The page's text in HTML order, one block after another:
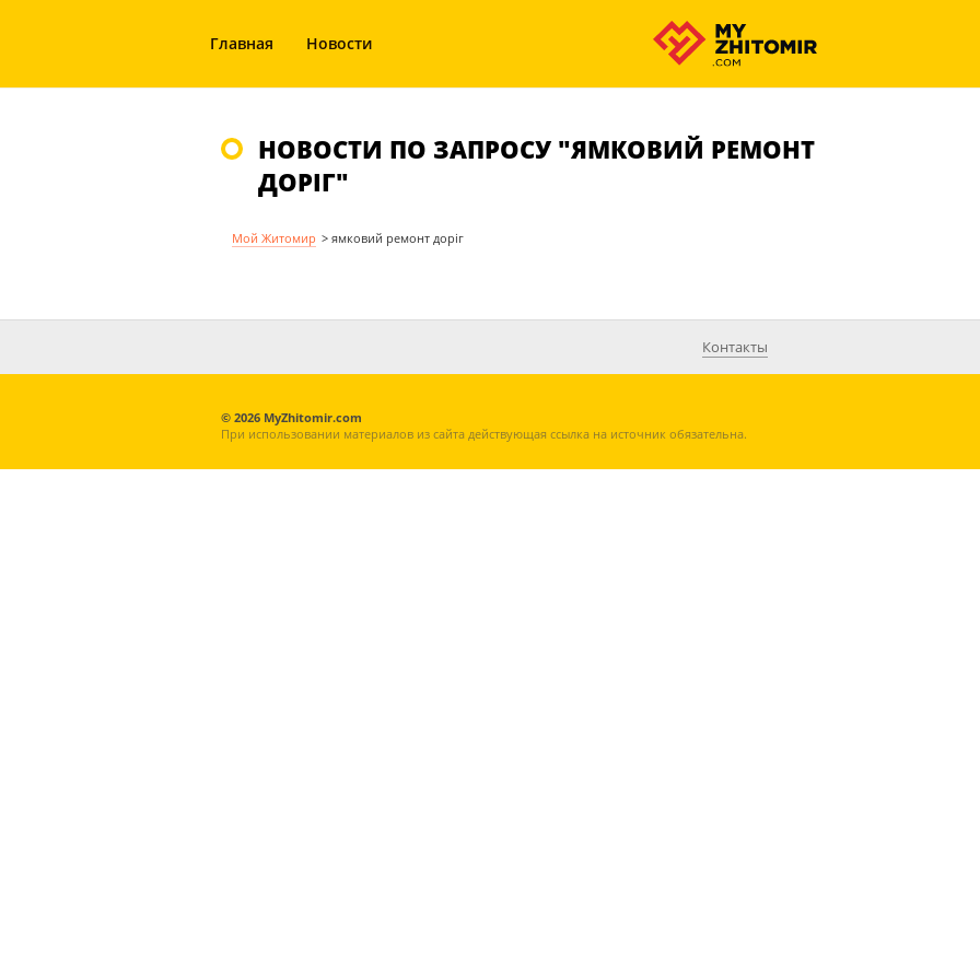
Главная Новости
НОВОСТИ ПО ЗАПРОСУ "ЯМКОВИЙ РЕМОНТ
ДОРІГ"
Мой Житомир > ямковий ремонт доріг
Контакты
© 2026 MyZhitomir.com
При использовании материалов из сайта действующая ссылка на источник обязательна.